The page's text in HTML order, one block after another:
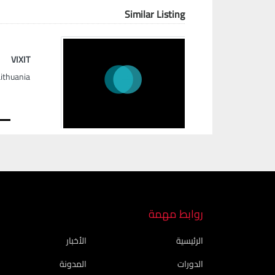
Similar Listing
VIXIT
روابط مهمة
الرئيسية
الدورات
الأخبار
المدونة